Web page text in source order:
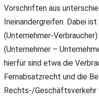
Vorschriften aus
Ineinandergreifen. Dabei
(Unternehmer-
(Unternehmer –
hierfür sind etwa die
Fernabsatzrecht und die
Rechts-/Geschäftsverkehr